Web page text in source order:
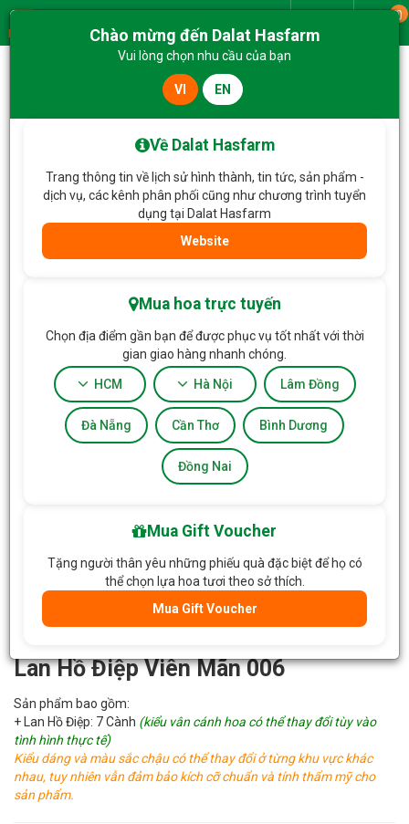
Menu
0
Lan Hồ Điệp Viên Mãn 006
Lan Hồ Điệp Viên Mãn 006
Sản phẩm bao gồm:
+ Lan Hồ Điệp: 7 Cành (kiểu vân cánh hoa có thể thay đổi tùy vào
tình hình thực tế)
Kiểu dáng và màu sắc chậu có thể thay đổi ở từng khu vực khác
nhau, tuy nhiên vẫn đảm bảo kích cỡ chuẩn và tính thẩm mỹ cho
sản phẩm.
Chào mừng đến Dalat Hasfarm
Vui lòng chọn nhu cầu của bạn
VI EN
Về Dalat Hasfarm
Trang thông tin về lịch sử hình thành, tin tức, sản phẩm -
dịch vụ, các kênh phân phối cũng như chương trình tuyển
dụng tại Dalat Hasfarm
Website
Mua hoa trực tuyến
Chọn địa điểm gần bạn để được phục vụ tốt nhất với thời
gian giao hàng nhanh chóng.
HCM Hà Nội Lâm Đồng
Đà Nẵng Cần Thơ Bình Dương
Đồng Nai
Mua Gift Voucher
Tặng người thân yêu những phiếu quà đặc biệt để họ có
thể chọn lựa hoa tươi theo sở thích.
Mua Gift Voucher